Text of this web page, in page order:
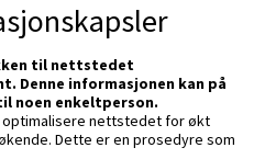
til nettstedet
Denne informasjonen kan på
noen enkeltperson.
optimalisere nettstedet for økt
Dette er en prosedyre som